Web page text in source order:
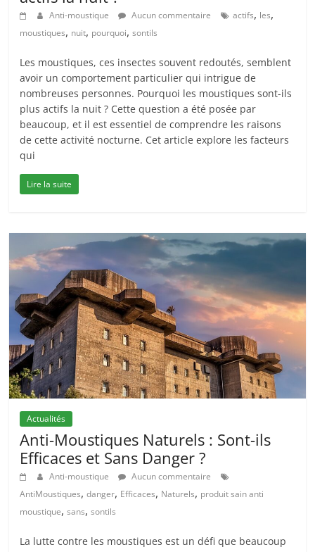
Anti-moustique Aucun commentaire actifs, les,
moustiques, nuit, pourquoi,sontils
Les moustiques, ces insectes souvent redoutés, semblent
avoir un comportement particulier qui intrigue de
nombreuses personnes. Pourquoi les moustiques sont-ils
plus actifs la nuit ? Cette question a été posée par
beaucoup, et il est essentiel de comprendre les raisons
de cette activité nocturne. Cet article explore les facteurs
qui
Lire la suite
Actualités
Anti-Moustiques Naturels : Sont-ils
Efficaces et Sans Danger ?
Anti-moustique
Aucun commentaire
AntiMoustiques,danger, Efficaces, Naturels, produit sain anti
moustique,sans,sontils
La lutte contre les moustiques est un défi que beaucoup